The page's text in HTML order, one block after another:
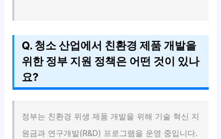
Q. 청소 산업에서 친환경 제품 개발을
위한 정부 지원 정책은 어떤 것이 있나
요?
정부는 친환경 위생 제품 개발을 위해 기술 혁신 지
원금과 연구개발(R&D) 프로그램을 운영 중입니다.